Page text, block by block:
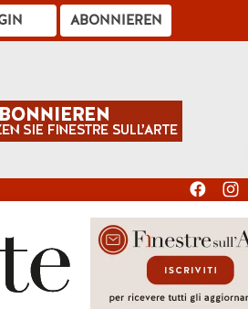
ABONNIEREN